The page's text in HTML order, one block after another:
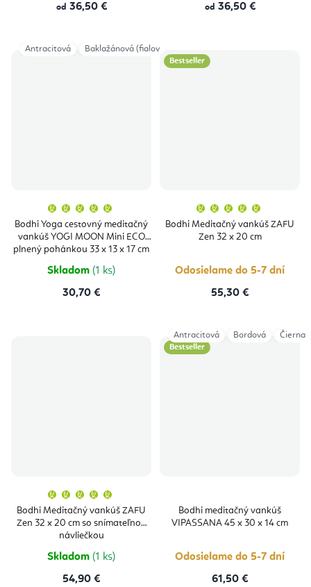
od 36,50 € od 36,50 €
Bodhi Yoga cestovný meditačný
vankúš YOGI MOON Mini ECO
plnený pohánkou 33 x 13 x 17 cm
produktu
je
5,0
z
5
Skladom (1 ks)
30,70 €
Antracitová Baklažánová (fialová)
Bestseller
Bodhi Meditačný vankúš ZAFU
Zen 32 x 20 cm
produktu
je
Odosielame do 5-7 dní
55,30 €
Bodhi Meditačný vankúš ZAFU
Zen 32 x 20 cm so snímateľnou
návliečkou
produktu
je
5,0
Skladom (1 ks)
54,90 €
Bestseller
Bodhi meditačný vankúš
VIPASSANA 45 x 30 x 14 cm
Odosielame do 5-7 dní
61,50 €
Antracitová Bordová Čierna